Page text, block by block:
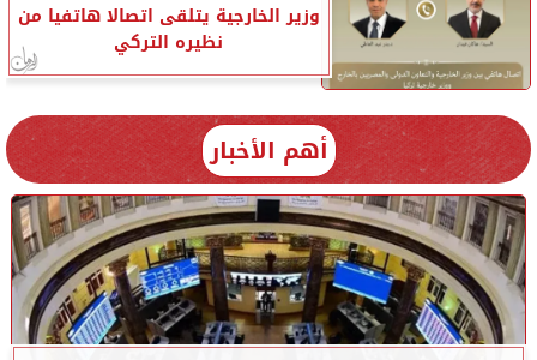
وزير الخارجية يتلقى اتصالا هاتفيا من
نظيره التركي
أهم الأخبار